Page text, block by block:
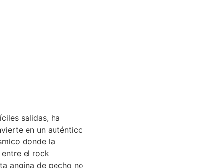
salidas, ha
en un auténtico
donde la
el rock
angina de pecho no